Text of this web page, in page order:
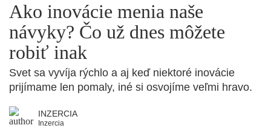
Ako inovácie menia naše
návyky? Čo už dnes môžete
robiť inak
Svet sa vyvíja rýchlo a aj keď niektoré inovácie
prijímame len pomaly, iné si osvojíme veľmi hravo.
INZERCIA
Inzercia